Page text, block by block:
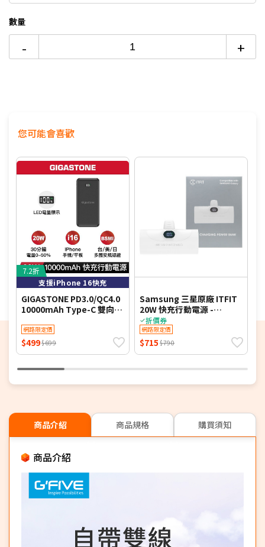
數量
- +
您可能會喜歡
7.2折
支援iPhone 16快充
GIGASTONE PD3.0/QC4.0
10000mAh Type-C 雙向快
網路限定價
$499$699
Samsung 三星原廠 ITFIT
20W 快充行動電源 -
5000mAh (ITPW30)
折價券
網路限定價
$715 $790
商品介紹 商品規格 購買須知
商品介紹